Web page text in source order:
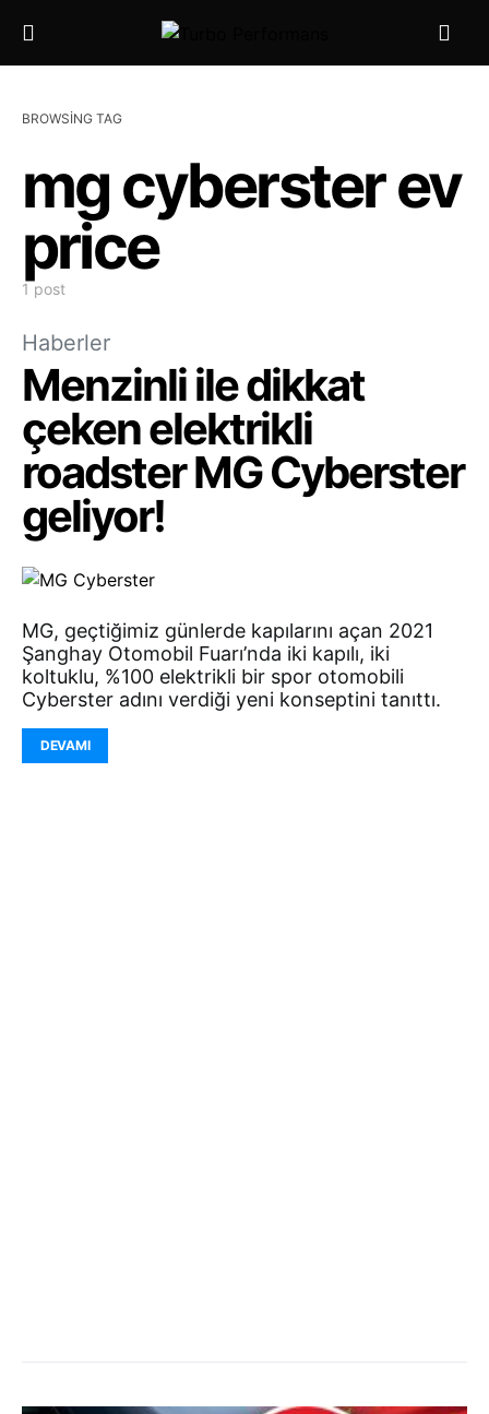
BROWSING TAG
mg cyberster ev
price
1 post
Haberler
Menzinli ile dikkat
çeken elektrikli
roadster MG Cyberster
geliyor!
MG, geçtiğimiz günlerde kapılarını açan 2021
Şanghay Otomobil Fuarı’nda iki kapılı, iki
koltuklu, %100 elektrikli bir spor otomobili
Cyberster adını verdiği yeni konseptini tanıttı.
DEVAMI